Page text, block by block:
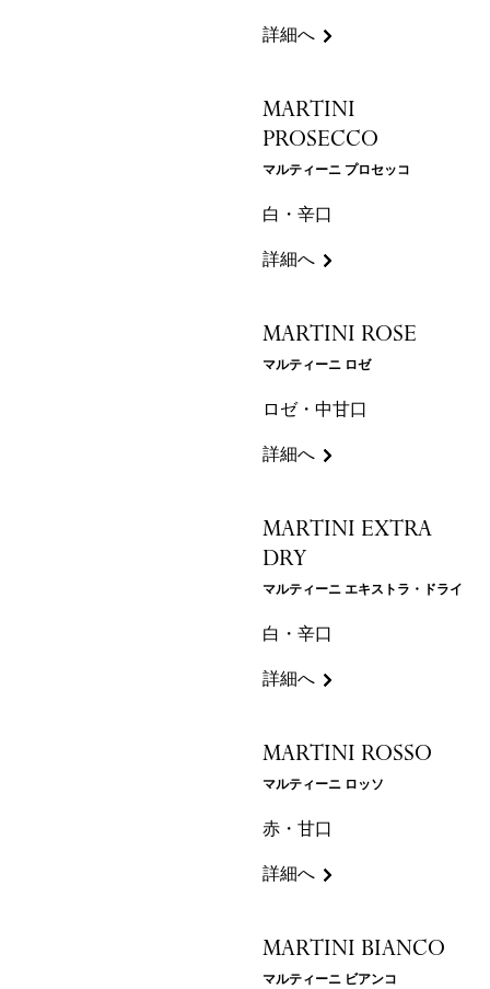
詳細へ
MARTINI
PROSECCO
マルティーニ プロセッコ
白・辛口
詳細へ
MARTINI ROSE
マルティーニ ロゼ
ロゼ・中甘口
詳細へ
MARTINI EXTRA
DRY
マルティーニ エキストラ・ドライ
白・辛口
詳細へ
MARTINI ROSSO
マルティーニ ロッソ
赤・甘口
詳細へ
MARTINI BIANCO
マルティーニ ビアンコ